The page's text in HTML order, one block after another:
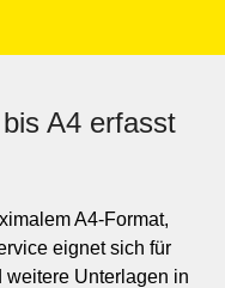
A4 erfasst
A4-Format,
eignet sich für
weitere Unterlagen in